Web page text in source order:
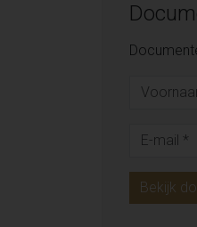
Bekijk